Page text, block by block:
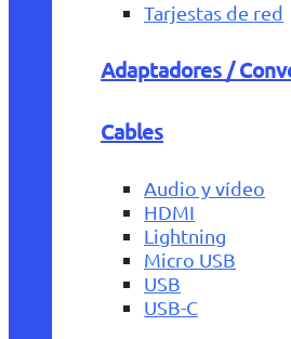
Tarjestas de red
Adaptadores /
Cables
Audio y vídeo
HDMI
Lightning
Micro USB
USB
USB-C